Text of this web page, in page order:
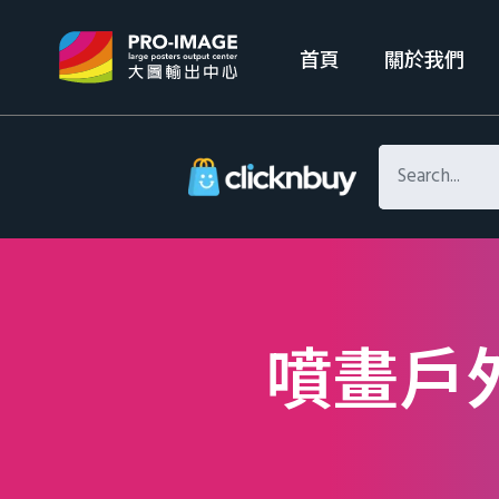
首頁 關於我們
噴畫戶